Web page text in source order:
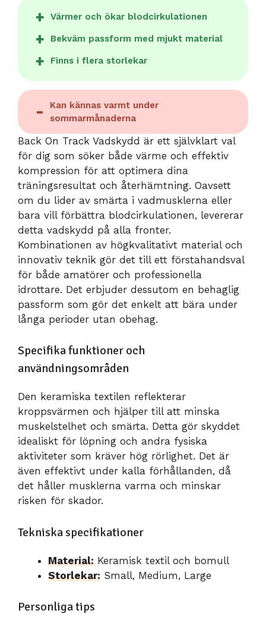
Värmer och ökar blodcirkulationen
Bekväm passform med mjukt material
Finns i flera storlekar
Kan kännas varmt under
sommarmånaderna
Back On Track Vadskydd är ett självklart val
för dig som söker både värme och effektiv
kompression för att optimera dina
träningsresultat och återhämtning. Oavsett
om du lider av smärta i vadmusklerna eller
bara vill förbättra blodcirkulationen, levererar
detta vadskydd på alla fronter.
Kombinationen av högkvalitativt material och
innovativ teknik gör det till ett förstahandsval
för både amatörer och professionella
idrottare. Det erbjuder dessutom en behaglig
passform som gör det enkelt att bära under
långa perioder utan obehag.
Specifika funktioner och
användningsområden
Den keramiska textilen reflekterar
kroppsvärmen och hjälper till att minska
muskelstelhet och smärta. Detta gör skyddet
idealiskt för löpning och andra fysiska
aktiviteter som kräver hög rörlighet. Det är
även effektivt under kalla förhållanden, då
det håller musklerna varma och minskar
risken för skador.
Tekniska specifikationer
Material: Keramisk textil och bomull
Storlekar: Small, Medium, Large
Personliga tips